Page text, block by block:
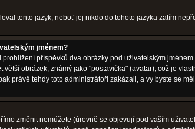
tento jazyk, neboť jej nikdo do tohoto jazyka zatím
jménem?
prohlížení příspěvků dva obrázky pod uživatelským
větší obrázek, známý jako "postavička" (avatar), což je
právě tehdy toto administrátoři zakázali, a vy byste se
změnit nemůžete (úrovně se objevují pod vaším